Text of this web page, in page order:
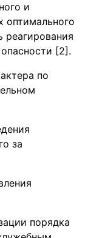
и
оптимального
реагирования
[2].
по
за
порядка